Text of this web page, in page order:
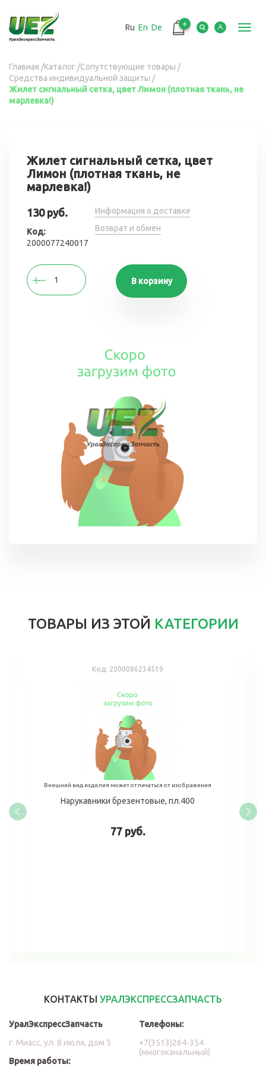
основному
содержанию
Ru En De 0
Вы
здесь
Главная /Каталог /Сопутствующие товары /
Средства индивидуальной защиты /
Жилет сигнальный сетка, цвет Лимон (плотная ткань, не
марлевка!)
Жилет сигнальный сетка, цвет
Лимон (плотная ткань, не
марлевка!)
130 руб.
Код:
2000077240017
Информация о доставке
Возврат и обмен
В корзину
ТОВАРЫ ИЗ ЭТОЙ КАТЕГОРИИ
Код: 2000086234519
Внешний вид изделия может отличаться от изображения
Нарукавники брезентовые, пл.400
77 руб.
КОНТАКТЫ УРАЛЭКСПРЕССЗАПЧАСТЬ
УралЭкспрессЗапчасть
г. Миасс, ул. 8 июля, дом 5
Время работы:
Телефоны:
+7(3513)264-354
(многоканальный)